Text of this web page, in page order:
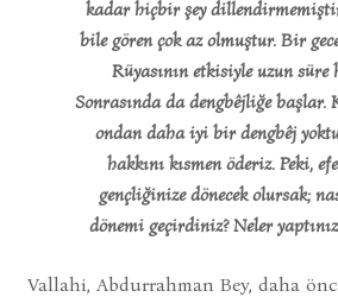
kadar hiçbir şey
bile gören çok az olmuştur. Bir
Rüyasının etkisiyle uzun süre
Sonrasında da dengbêjliğe başlar.
ondan daha iyi bir dengbêj
hakkını kısmen öderiz. Peki,
gençliğinize dönecek olursak;
dönemi geçirdiniz? Neler
Vallahi, Abdurrahman Bey, daha